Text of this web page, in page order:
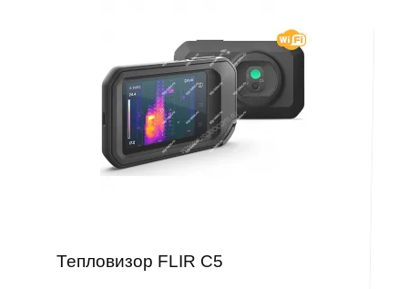
Тепловизор FLIR C5